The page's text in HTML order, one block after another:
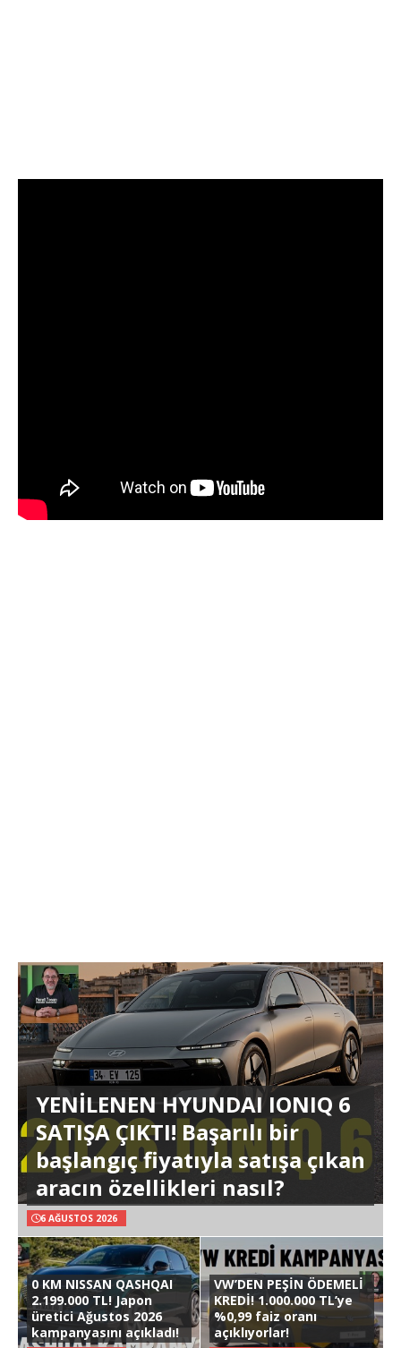
YENİLENEN HYUNDAI IONIQ 6
SATIŞA ÇIKTI! Başarılı bir
başlangıç fiyatıyla satışa çıkan
aracın özellikleri nasıl?
6 AĞUSTOS 2026
0 KM NISSAN QASHQAI
2.199.000 TL! Japon
üretici Ağustos 2026
kampanyasını açıkladı!
VW’DEN PEŞİN ÖDEMELİ
KREDİ! 1.000.000 TL’ye
%0,99 faiz oranı
açıklıyorlar!